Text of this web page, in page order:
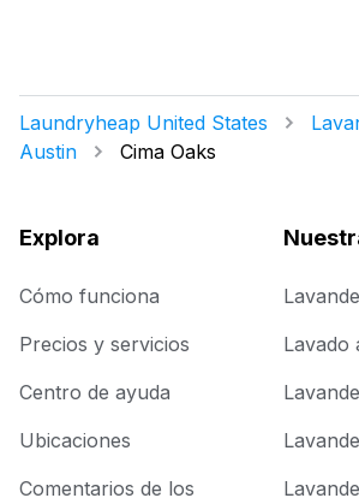
Laundryheap United States
Austin
Cima Oaks
Explora
Cómo funciona
Precios y servicios
Centro de ayuda
Ubicaciones
Comentarios de los
Lavado